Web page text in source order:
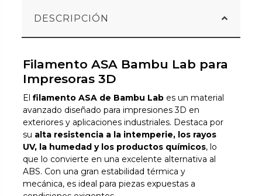
DESCRIPCIÓN
Filamento ASA Bambu Lab para
Impresoras 3D
Elfilamento ASA de Bambu Lab es un material
avanzado diseñado para impresiones 3D en
exteriores y aplicaciones industriales. Destaca por
su alta resistencia a la intemperie, los rayos
UV, la humedad y los productos químicos, lo
que lo convierte en una excelente alternativa al
ABS. Con una gran estabilidad térmica y
mecánica, es ideal para piezas expuestas a